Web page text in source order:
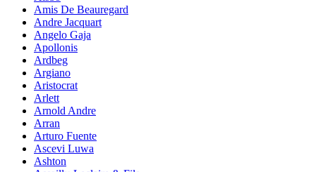
Amis De Beauregard
Andre Jacquart
Angelo Gaja
Apollonis
Ardbeg
Argiano
Aristocrat
Arlett
Arnold Andre
Arran
Arturo Fuente
Ascevi Luwa
Ashton